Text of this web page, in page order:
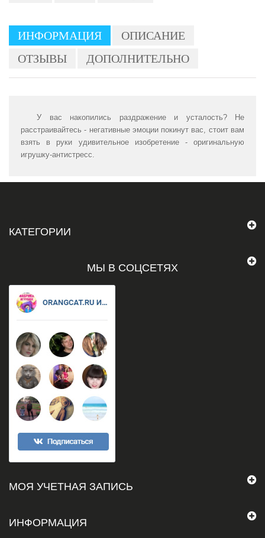
ИНФОРМАЦИЯ
ОПИСАНИЕ
ОТЗЫВЫ
ДОПОЛНИТЕЛЬНО
У вас накопились раздражение и усталость? Не
расстраивайтесь - негативные эмоции покинут вас, стоит вам
взять в руки удивительное изобретение - оригинальную
игрушку-антистресс.
КАТЕГОРИИ
МЫ В СОЦСЕТЯХ
МОЯ УЧЕТНАЯ ЗАПИСЬ
ИНФОРМАЦИЯ